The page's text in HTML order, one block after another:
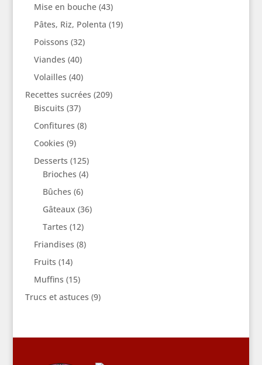
Mise en bouche(43)
Pâtes, Riz, Polenta (19)
Poissons (32)
Viandes (40)
Volailles (40)
Recettes sucrées (209)
Biscuits (37)
Confitures (8)
Cookies (9)
Desserts (125)
Brioches (4)
Bûches (6)
Gâteaux (36)
Tartes (12)
Friandises (8)
Fruits (14)
Muffins (15)
Trucs et astuces (9)